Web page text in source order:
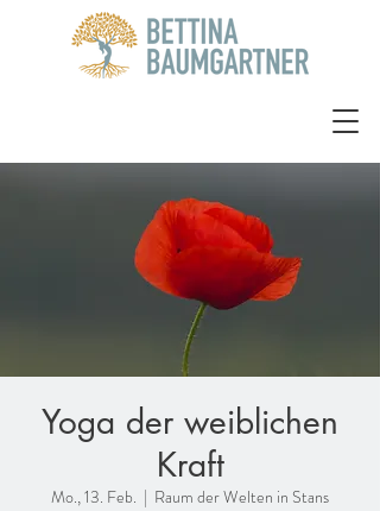
Yoga der weiblichen
Kraft
Mo., 13. Feb.
  |
Raum der Welten in Stans